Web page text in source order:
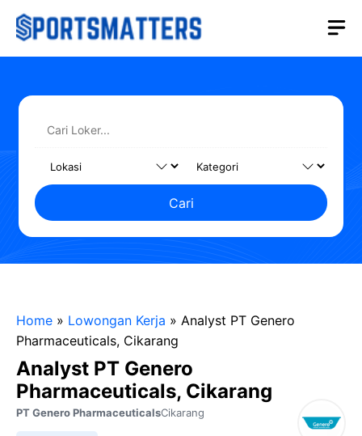
Langsung
Cari
Home » Lowongan Kerja » Analyst PT Genero
Pharmaceuticals, Cikarang
Analyst PT Genero
Pharmaceuticals, Cikarang
PT Genero PharmaceuticalsCikarang